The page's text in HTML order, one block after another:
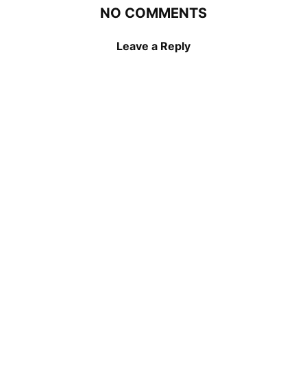
NO COMMENTS
Leave a Reply